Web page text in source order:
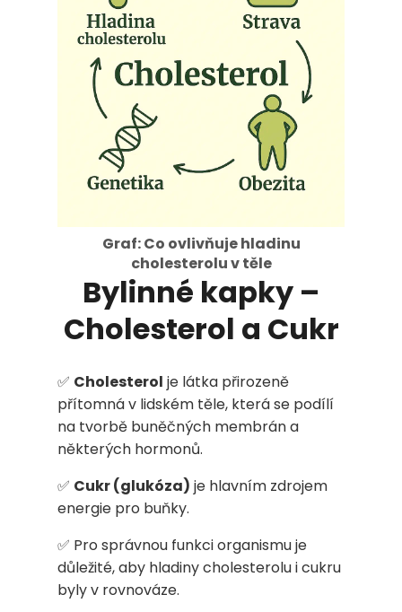
Graf: Co ovlivňuje hladinu
cholesterolu v těle
Bylinné kapky –
Cholesterol a Cukr
✅ Cholesterol je látka přirozeně
přítomná v lidském těle, která se podílí
na tvorbě buněčných membrán a
některých hormonů.
✅ Cukr (glukóza) je hlavním zdrojem
energie pro buňky.
✅ Pro správnou funkci organismu je
důležité, aby hladiny cholesterolu i cukru
byly v rovnováze.
HLEDAT